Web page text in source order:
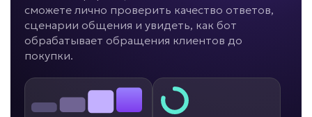
• До -50% срока адаптации
• Ответы за секунды
• До +30% скорости ввода в должность
Подробней
Срок реализации
сможете лично проверить качество ответов,
сценарии общения и увидеть, как бот
обрабатывает обращения клиентов до
покупки.